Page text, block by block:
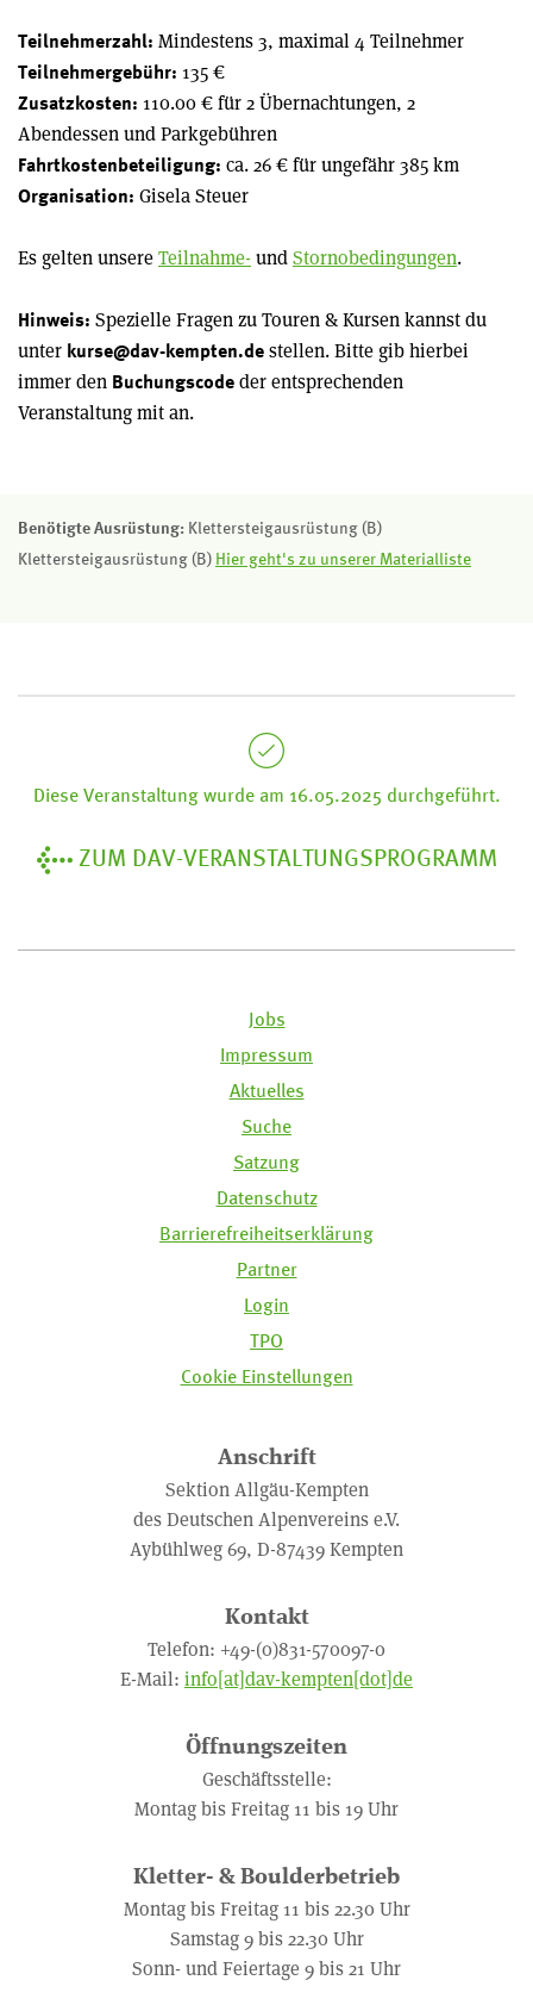
Teilnehmerzahl: Mindestens 3, maximal 4 Teilnehmer
Teilnehmergebühr: 135 €
Zusatzkosten: 110.00 € für 2 Übernachtungen, 2
Abendessen und Parkgebühren
Fahrtkostenbeteiligung: ca. 26 € für ungefähr 385 km
Organisation: Gisela Steuer
Es gelten unsereTeilnahme-undStornobedingungen.
Hinweis: Spezielle Fragen zu Touren & Kursen kannst du
unter kurse@dav-kempten.de stellen. Bitte gib hierbei
immer den Buchungscode der entsprechenden
Veranstaltung mit an.
Benötigte Ausrüstung: Klettersteigausrüstung (B)
Klettersteigausrüstung (B) Hier geht's zu unserer Materialliste
Diese Veranstaltung wurde am 16.05.2025 durchgeführt.
ZUM DAV-VERANSTALTUNGSPROGRAMM
Jobs
Impressum
Aktuelles
Suche
Satzung
Datenschutz
Barrierefreiheitserklärung
Partner
Login
TPO
Cookie Einstellungen
Anschrift
Sektion Allgäu-Kempten
des Deutschen Alpenvereins e.V.
Aybühlweg 69, D-87439 Kempten
Kontakt
Telefon: +49-(0)831-570097-0
E-Mail: info[at]dav-kempten[dot]de
Öffnungszeiten
Geschäftsstelle:
Montag bis Freitag 11 bis 19 Uhr
Kletter- & Boulderbetrieb
Montag bis Freitag 11 bis 22.30 Uhr
Samstag 9 bis 22.30 Uhr
Sonn- und Feiertage 9 bis 21 Uhr